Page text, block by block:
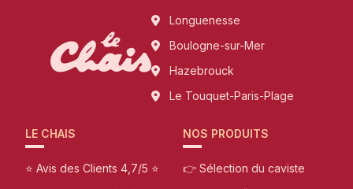
Longuenesse
Boulogne-sur-Mer
Hazebrouck
Le Touquet-Paris-Plage
LE CHAIS
⭐ Avis des Clients 4,7/5 ⭐
NOS PRODUITS
👉 Sélection du caviste